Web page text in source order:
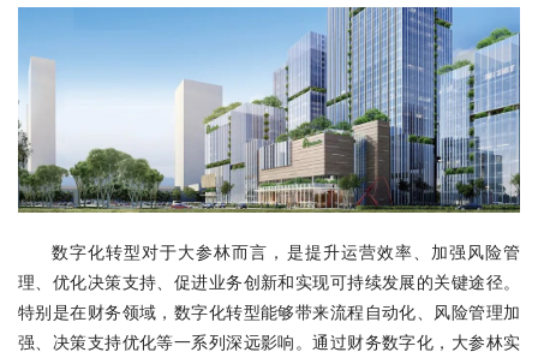
数字化转型对于大参林而言，是提升运营效率、加强风险管
理、优化决策支持、促进业务创新和实现可持续发展的关键途径。
特别是在财务领域，数字化转型能够带来流程自动化、风险管理加
强、决策支持优化等一系列深远影响。通过财务数字化，大参林实